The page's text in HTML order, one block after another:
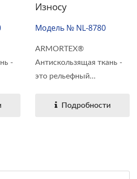
-
Износу
Модель № NL-8780
ARMORTEX®
Антискользящая ткань -
это рельефный
Подробности